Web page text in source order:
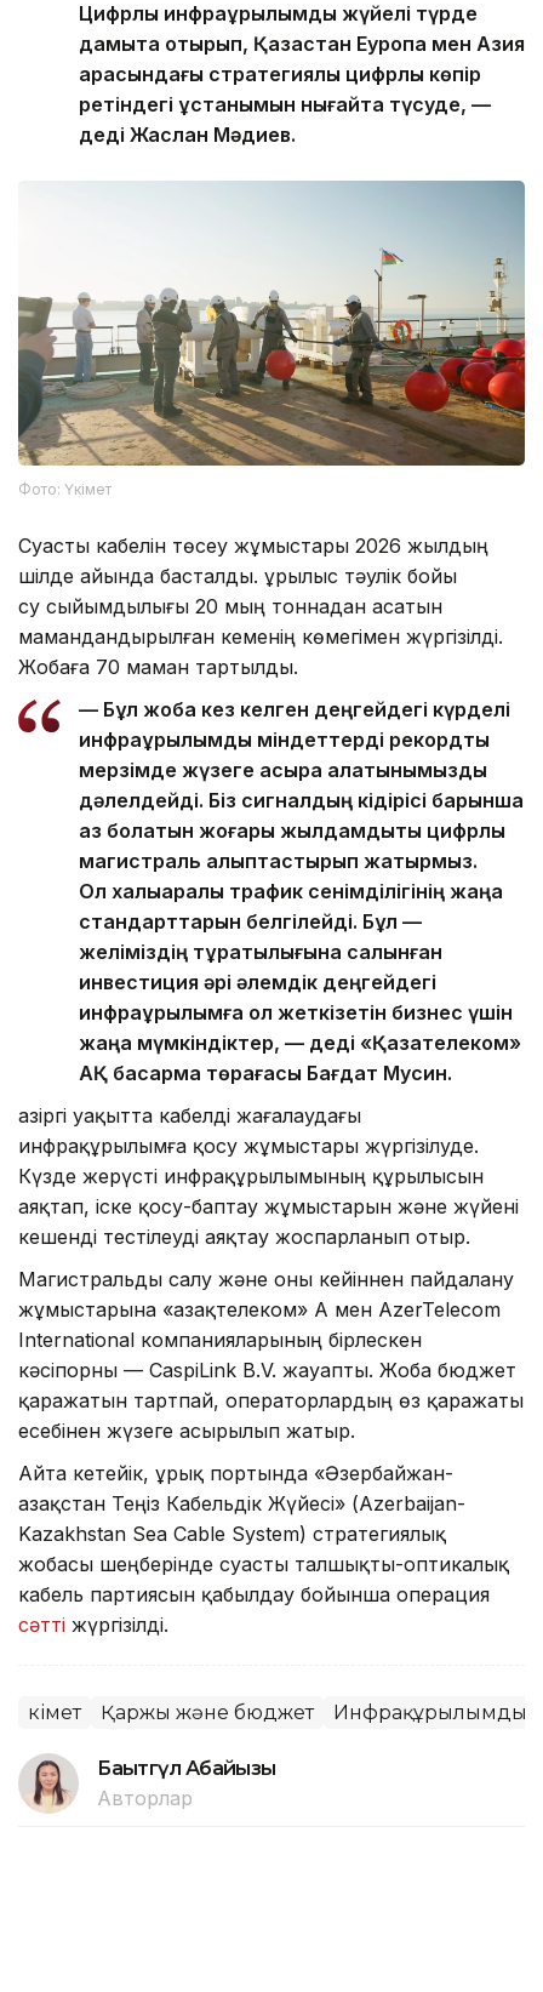
Цифрлық инфрақұрылымды жүйелі түрде
дамыта отырып, Қазақстан Еуропа мен Азия
арасындағы стратегиялық цифрлық көпір
ретіндегі ұстанымын нығайта түсуде, —
деді Жаслан Мәдиев.
Фото: Үкімет
Суасты кабелін төсеу жұмыстары 2026 жылдың
шілде айында басталды. Құрылыс тәулік бойы
су сыйымдылығы 20 мың тоннадан асатын
мамандандырылған кеменің көмегімен жүргізілді.
Жобаға 70 маман тартылды.
— Бұл жоба кез келген деңгейдегі күрделі
инфрақұрылымдық міндеттерді рекордтық
мерзімде жүзеге асыра алатынымызды
дәлелдейді. Біз сигналдың кідірісі барынша
аз болатын жоғары жылдамдықты цифрлық
магистраль қалыптастырып жатырмыз.
Ол халықаралық трафик сенімділігінің жаңа
стандарттарын белгілейді. Бұл —
желіміздің тұрақтылығына салынған
инвестиция әрі әлемдік деңгейдегі
инфрақұрылымға қол жеткізетін бизнес үшін
жаңа мүмкіндіктер, — деді «Қазақтелеком»
АҚ басқарма төрағасы Бағдат Мусин.
Қазіргі уақытта кабелді жағалаудағы
инфрақұрылымға қосу жұмыстары жүргізілуде.
Күзде жерүсті инфрақұрылымының құрылысын
аяқтап, іске қосу-баптау жұмыстарын және жүйені
кешенді тестілеуді аяқтау жоспарланып отыр.
Магистральды салу және оны кейіннен пайдалану
жұмыстарына «Қазақтелеком» АҚ мен AzerTelecom
International компанияларының бірлескен
кәсіпорны — CaspiLink B.V. жауапты. Жоба бюджет
қаражатын тартпай, операторлардың өз қаражаты
есебінен жүзеге асырылып жатыр.
Айта кетейік, Құрық портында «Әзербайжан-
Қазақстан Теңіз Кабельдік Жүйесі» (Azerbaijan-
Kazakhstan Sea Cable System) стратегиялық
жобасы шеңберінде суасты талшықты-оптикалық
кабель партиясын қабылдау бойынша операция
сәтті жүргізілді.
Үкімет Қаржы және бюджет Инфрақұрылымдық
Бақытгүл Абайқызы
Авторлар